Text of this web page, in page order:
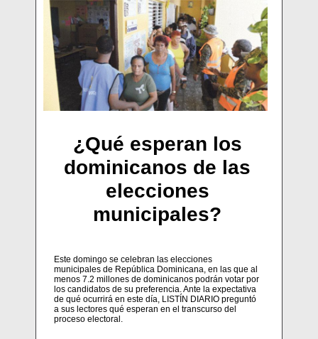
¿Qué esperan los
dominicanos de las
elecciones
municipales?
Este domingo se celebran las elecciones
municipales de República Dominicana, en las que al
menos 7.2 millones de dominicanos podrán votar por
los candidatos de su preferencia. Ante la expectativa
de qué ocurrirá en este día, LISTÍN DIARIO preguntó
a sus lectores qué esperan en el transcurso del
proceso electoral.